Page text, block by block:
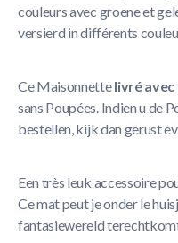
couleurs avec groene et
versierd in différents
Ce Maisonnettelivré avec
sans Poupées. Indien u de
bestellen, kijk dan gerust
Een très leuk accessoire
Ce mat peut je onder le
fantasiewereld